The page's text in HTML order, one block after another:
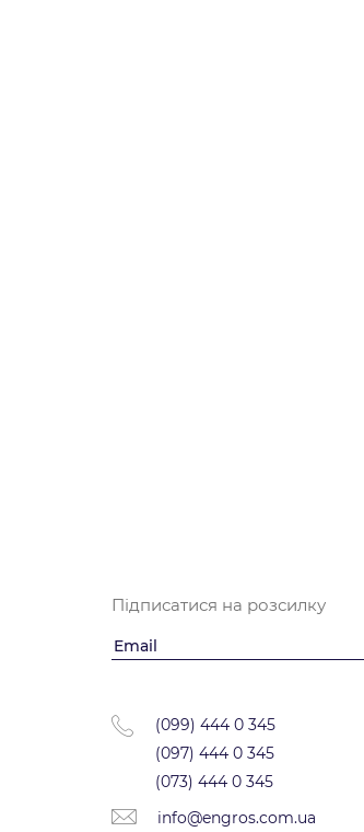
Підписатися на розсилку
(099) 444 0 345
(097) 444 0 345
(073) 444 0 345
info@engros.com.ua